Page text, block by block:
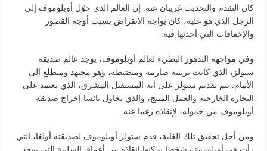
كان التقدم والتحديث غريبان عنه. إن العالم الذي حوّل أوبلوموف إلى
الرجل الذي هو عليه، كان يواجه الانقراض بسبب أوجه القصور
والإخفاقات التي أحدثها فيه.
وفي مواجهة التدهور البطيء لعالم أوبلوموف، يوجد عالم صديقه
ستولز، الذي كانت تربيته صارمة ومنضبطة، وهو مجتهد ومتطلع إلى
الأمام. يتم تقديم ستولز على أنه المستقبل المشرق، الذي يعتمد على
التجارة الخارجية والعمل المنتج، والذي يحاول يائسا إخراج صديقه
أوبلوموف من خموله، لإنقاذه رغما عنه.
ومن أجل تحقيق تلك الغاية، قدم ستولز أوبلوموف لصديقته أولغا، التي